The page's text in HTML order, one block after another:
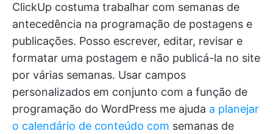
ClickUp costuma trabalhar com semanas de
antecedência na programação de postagens e
publicações. Posso escrever, editar, revisar e
formatar uma postagem e não publicá-la no site
por várias semanas. Usar campos
personalizados em conjunto com a função de
programação do WordPress me ajuda a planejar
o calendário de conteúdo com semanas de